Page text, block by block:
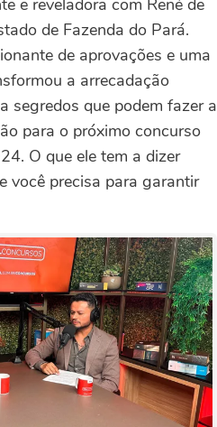
e reveladora com René de
de Fazenda do Pará.
de aprovações e uma
a arrecadação
segredos que podem fazer a
para o próximo concurso
O que ele tem a dizer
você precisa para garantir